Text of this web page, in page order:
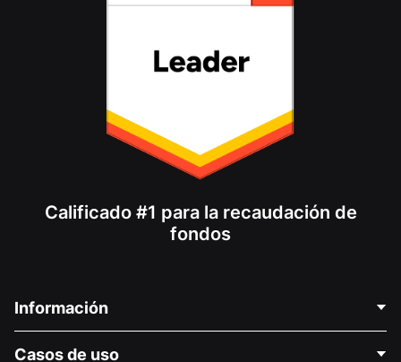
Calificado #1 para la recaudación de
fondos
Información
Casos de uso